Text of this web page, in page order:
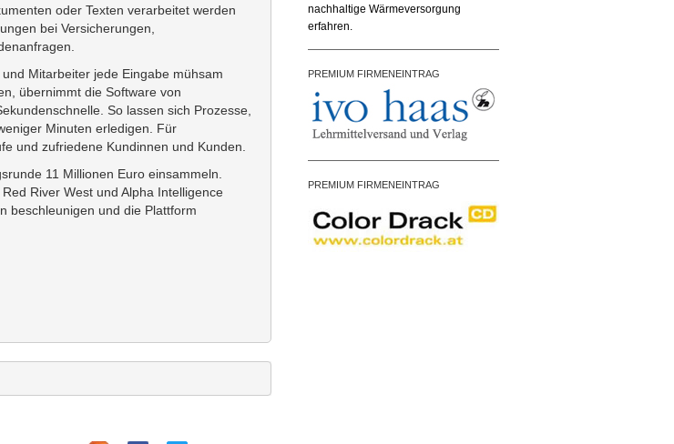
oder Texten verarbeitet werden
bei Versicherungen,
Mitarbeiter jede Eingabe mühsam
übernimmt die Software von
So lassen sich Prozesse,
Minuten erledigen. Für
und zufriedene Kundinnen und Kunden.
11 Millionen Euro einsammeln.
River West und Alpha Intelligence
beschleunigen und die Plattform
nachhaltige Wärmeversorgung
erfahren.
PREMIUM FIRMENEINTRAG
PREMIUM FIRMENEINTRAG